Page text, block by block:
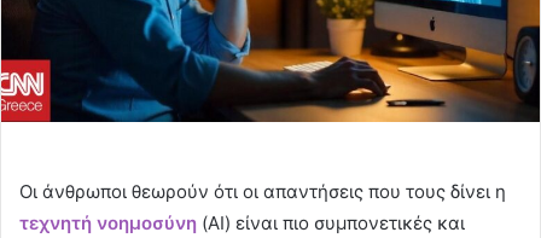
Οι άνθρωποι θεωρούν ότι οι απαντήσεις που τους δίνει η
τεχνητή νοημοσύνη (AI) είναι πιο συμπονετικές και